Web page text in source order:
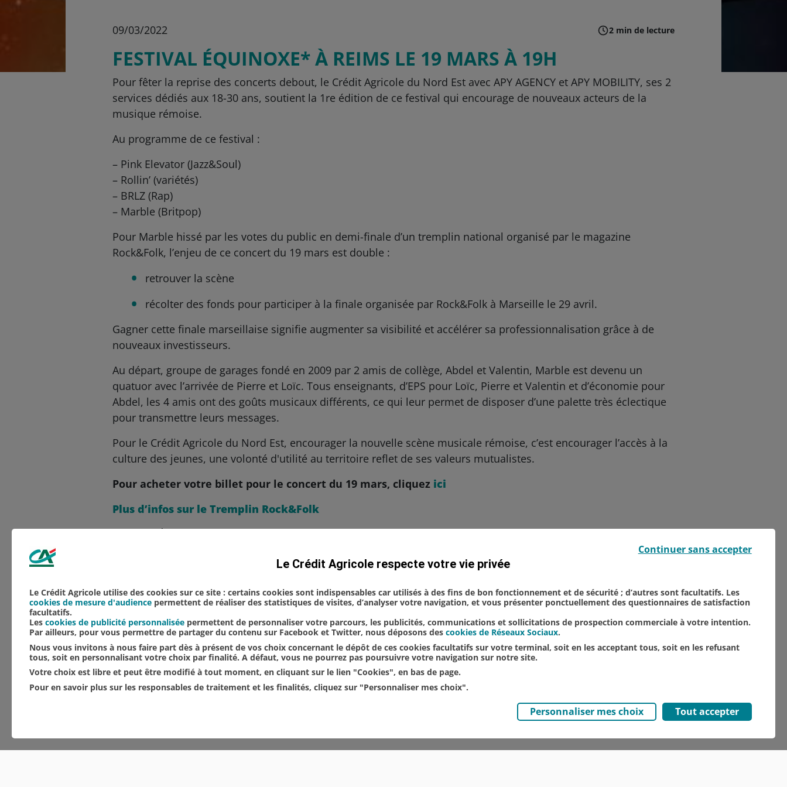
09/03/2022 2 min de lecture
FESTIVAL ÉQUINOXE* À REIMS LE 19 MARS À 19H
Pour fêter la reprise des concerts debout, le Crédit Agricole du Nord Est avec APY AGENCY et APY MOBILITY, ses 2
services dédiés aux 18-30 ans, soutient la 1re édition de ce festival qui encourage de nouveaux acteurs de la
musique rémoise.
Au programme de ce festival :
– Pink Elevator (Jazz&Soul)
– Rollin’ (variétés)
– BRLZ (Rap)
– Marble (Britpop)
Pour Marble hissé par les votes du public en demi-finale d’un tremplin national organisé par le magazine
Rock&Folk, l’enjeu de ce concert du 19 mars est double :
retrouver la scène
récolter des fonds pour participer à la finale organisée par Rock&Folk à Marseille le 29 avril.
Gagner cette finale marseillaise signifie augmenter sa visibilité et accélérer sa professionnalisation grâce à de
nouveaux investisseurs.
Au départ, groupe de garages fondé en 2009 par 2 amis de collège, Abdel et Valentin, Marble est devenu un
quatuor avec l’arrivée de Pierre et Loïc. Tous enseignants, d’EPS pour Loïc, Pierre et Valentin et d’économie pour
Abdel, les 4 amis ont des goûts musicaux différents, ce qui leur permet de disposer d’une palette très éclectique
pour transmettre leurs messages.
Pour le Crédit Agricole du Nord Est, encourager la nouvelle scène musicale rémoise, c’est encourager l’accès à la
culture des jeunes, une volonté d'utilité au territoire reflet de ses valeurs mutualistes.
Pour acheter votre billet pour le concert du 19 mars, cliquez ici
Plus d’infos sur le Tremplin Rock&Folk
NOS ACTUALITÉS
TOUTES NOS ACTUALITÉS
Le Crédit Agricole respecte votre vie privée
Le Crédit Agricole utilise des cookies sur ce site : certains cookies sont indispensables car utilisés à des fins de bon fonctionnement et de sécurité ; d’autres sont facultatifs. Les
cookies de mesure d'audience permettent de réaliser des statistiques de visites, d’analyser votre navigation, et vous présenter ponctuellement des questionnaires de satisfaction
facultatifs.
Les cookies de publicité personnalisée permettent de personnaliser votre parcours, les publicités, communications et sollicitations de prospection commerciale à votre intention.
Par ailleurs, pour vous permettre de partager du contenu sur Facebook et Twitter, nous déposons des cookies de Réseaux Sociaux.
Nous vous invitons à nous faire part dès à présent de vos choix concernant le dépôt de ces cookies facultatifs sur votre terminal, soit en les acceptant tous, soit en les refusant
tous, soit en personnalisant votre choix par finalité. A défaut, vous ne pourrez pas poursuivre votre navigation sur notre site.
Votre choix est libre et peut être modifié à tout moment, en cliquant sur le lien "Cookies", en bas de page.
Pour en savoir plus sur les responsables de traitement et les finalités, cliquez sur "Personnaliser mes choix".
Personnaliser mes choix Tout accepter
Continuer sans accepter